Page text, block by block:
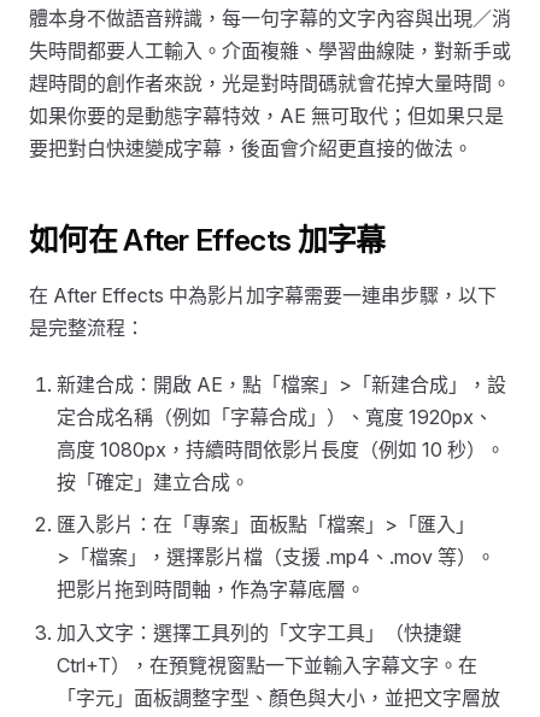
體本身不做語音辨識，每一句字幕的文字內容與出現／消
失時間都要人工輸入。介面複雜、學習曲線陡，對新手或
趕時間的創作者來說，光是對時間碼就會花掉大量時間。
如果你要的是動態字幕特效，AE 無可取代；但如果只是
要把對白快速變成字幕，後面會介紹更直接的做法。
如何在 After Effects 加字幕
在 After Effects 中為影片加字幕需要一連串步驟，以下
是完整流程：
新建合成：開啟 AE，點「檔案」>「新建合成」，設
定合成名稱（例如「字幕合成」）、寬度 1920px、
高度 1080px，持續時間依影片長度（例如 10 秒）。
按「確定」建立合成。
匯入影片：在「專案」面板點「檔案」>「匯入」
>「檔案」，選擇影片檔（支援 .mp4、.mov 等）。
把影片拖到時間軸，作為字幕底層。
加入文字：選擇工具列的「文字工具」（快捷鍵
Ctrl+T），在預覽視窗點一下並輸入字幕文字。在
「字元」面板調整字型、顏色與大小，並把文字層放